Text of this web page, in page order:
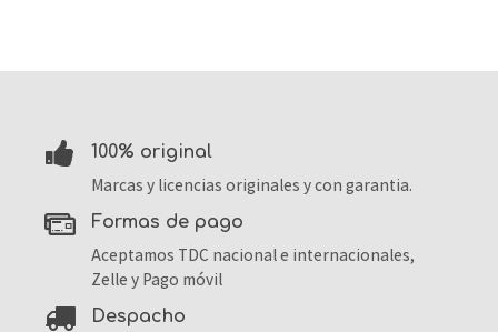
100% original
Marcas y licencias originales y con garantia.
formas de pago
Aceptamos TDC nacional e internacionales,
Zelle y Pago móvil
despacho